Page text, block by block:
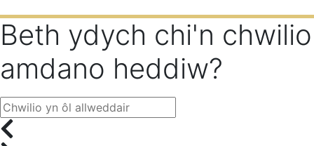
Beth ydych chi'n chwilio
amdano heddiw?